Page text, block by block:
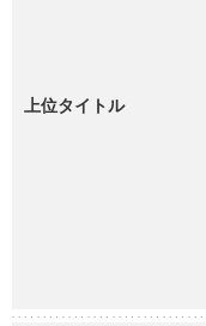
上位タイトル